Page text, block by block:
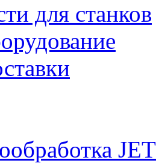
для станков
JET